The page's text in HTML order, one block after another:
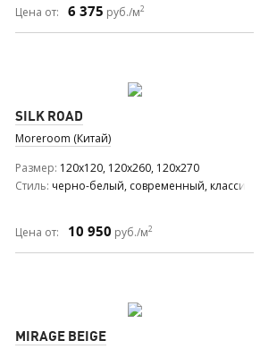
Цена от:
6 375 руб./м2
SILK ROAD
Moreroom (Китай)
Размер 120x120, 120x260, 120x270
Стиль черно-белый, современный, классический
Цена от: 10 950 руб./м2
MIRAGE BEIGE